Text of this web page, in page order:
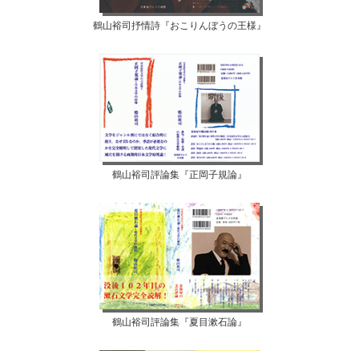
鶴山裕司抒情詩『おこりんぼうの王様』
鶴山裕司評論集『正岡子規論』
鶴山裕司評論集『夏目漱石論』